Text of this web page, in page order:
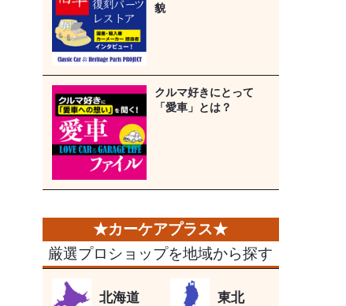
貌
クルマ好きにとって
「愛車」とは？
厳選プロショップを地域から探す
北海道 東北